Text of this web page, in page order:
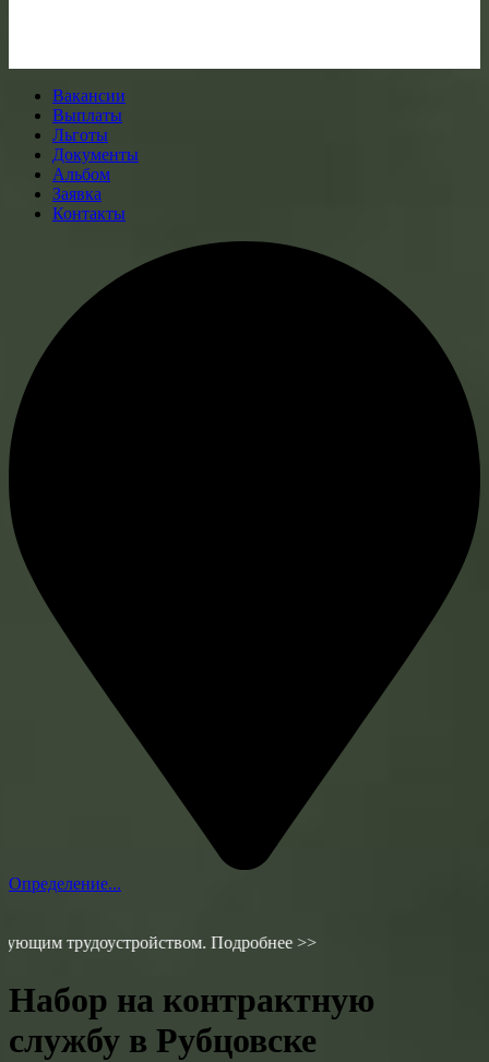
Вакансии
Выплаты
Льготы
Документы
Альбом
Заявка
Контакты
Определение...
Подробнее >>
Набор на контрактную
службу в Рубцовске